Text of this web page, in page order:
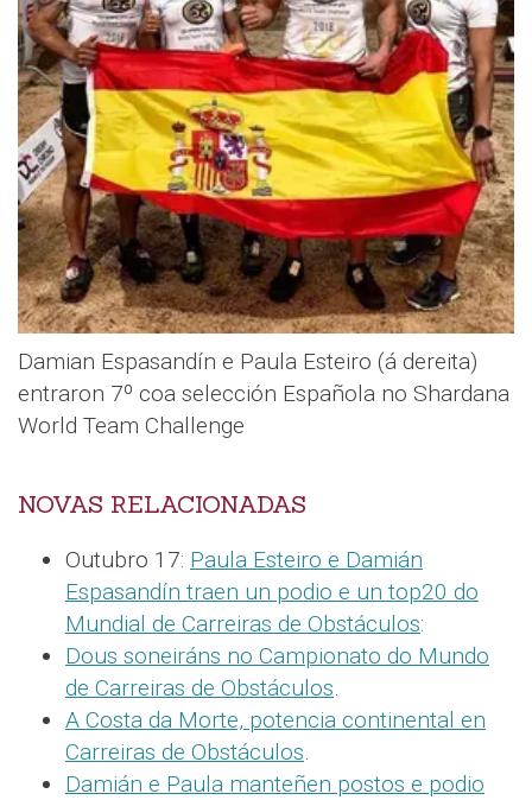
Damian Espasandín e Paula Esteiro (á dereita)
entraron 7º coa selección Española no Shardana
World Team Challenge
NOVAS RELACIONADAS
Outubro 17: Paula Esteiro e Damián
Espasandín traen un podio e un top20 do
Mundial de Carreiras de Obstáculos:
Dous soneiráns no Campionato do Mundo
de Carreiras de Obstáculos.
A Costa da Morte, potencia continental en
Carreiras de Obstáculos.
Damián e Paula manteñen postos e podio